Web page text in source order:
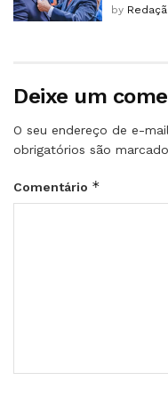
by
Deixe um
O seu endereço de e-
obrigatórios são
Comentário *